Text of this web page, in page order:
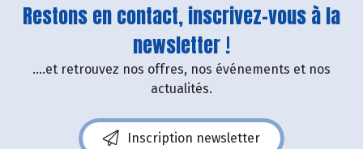
Restons en contact, inscrivez-vous à la
newsletter !
....et retrouvez nos offres, nos événements et nos
actualités.
Inscription newsletter